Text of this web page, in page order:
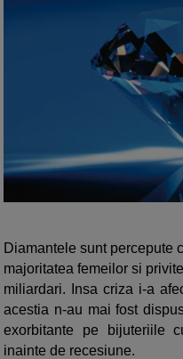
Diamantele sunt percepute
majoritatea femeilor si
miliardari. Insa criza i-a
acestia n-au mai fost
exorbitante pe bijuteriile
inainte de recesiune.